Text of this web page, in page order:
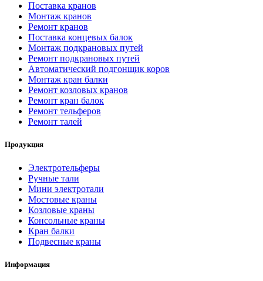
Поставка кранов
Монтаж кранов
Ремонт кранов
Поставка концевых балок
Монтаж подкрановых путей
Ремонт подкрановых путей
Автоматический подгонщик коров
Монтаж кран балки
Ремонт козловых кранов
Ремонт кран балок
Ремонт тельферов
Ремонт талей
Продукция
Электротельферы
Ручные тали
Мини электротали
Мостовые краны
Козловые краны
Консольные краны
Кран балки
Подвесные краны
Информация